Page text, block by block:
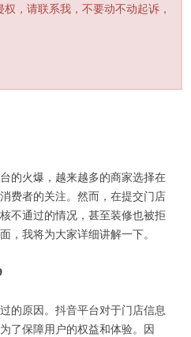
，请联系我，不要动不动起诉，
的火爆，越来越多的商家选择在
费者的关注。然而，在提交门店
不通过的情况，甚至装修也被拒
，我将为大家详细讲解一下。
的原因。抖音平台对于门店信息
了保障用户的权益和体验。因